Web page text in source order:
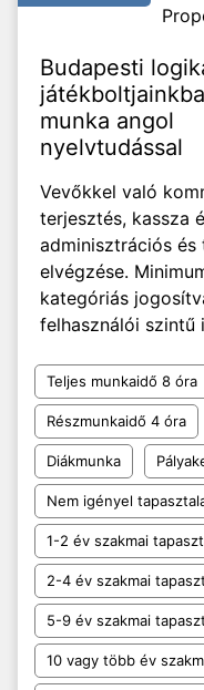
Budapesti
munka angol
nyelvtudással
Vevőkkel való
terjesztés, kassza
adminisztrációs
elvégzése.
kategóriás
felhasználói szintű
Teljes munkaidő 8 óra
Részmunkaidő 4 óra
Diákmunka
Nem igényel
1-2 év szakmai
2-4 év szakmai
5-9 év szakmai
10 vagy több év